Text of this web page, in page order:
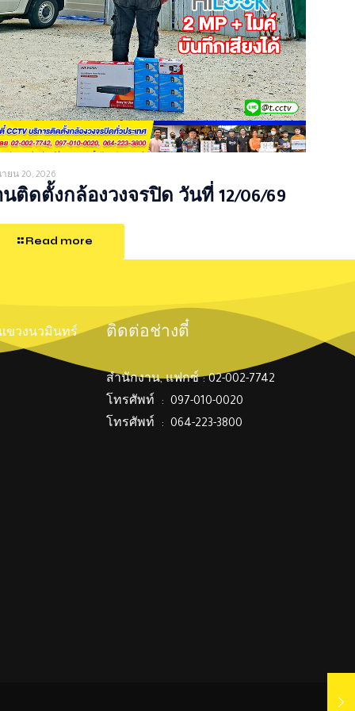
ยน 20, 2026
นติดตั้งกล้องวงจรปิด วันที่ 12/06/69
Read more
แขวงนวมินทร์ ติดต่อช่างตี๋
สำนักงาน, แฟกซ์ : 02-002-7742
โทรศัพท์ : 097-010-0020
โทรศัพท์ : 064-223-3800